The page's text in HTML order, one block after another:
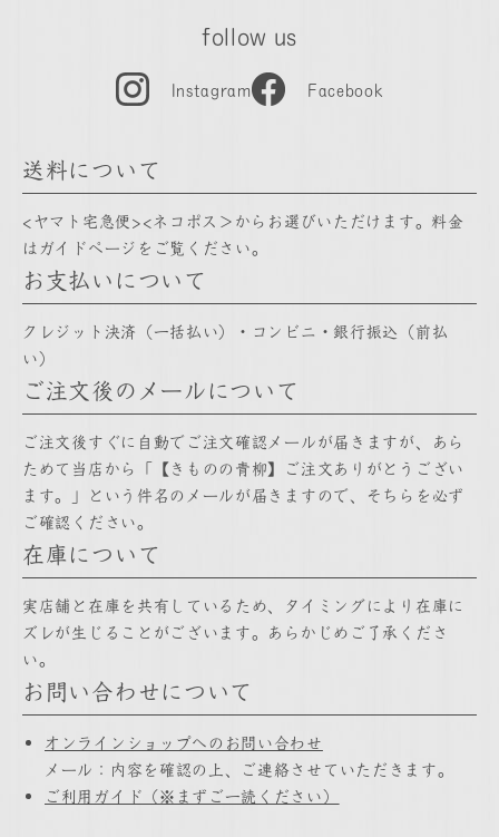
follow us
Instagram Facebook
送料について
<ヤマト宅急便><ネコポス＞からお選びいただけます。料金
は ガイドページ をご覧ください。
ご注文後のメールについて
ご注文後すぐに自動でご注文確認メールが届きますが、あら
ためて当店から「【きものの青柳】ご注文ありがとうござい
ます。」という件名のメールが届きますので、そちらを必ず
ご確認ください。
お問い合わせについて
オンラインショップへのお問い合わせ
メール：内容を確認の上、ご連絡させていただきます。
ご利用ガイド（※まずご一読ください）
お支払いについて
クレジット決済（一括払い）・コンビニ・銀行振込（前払
い）
在庫について
実店舗と在庫を共有しているため、タイミングにより在庫に
ズレが生じることがございます。あらかじめご了承くださ
い。